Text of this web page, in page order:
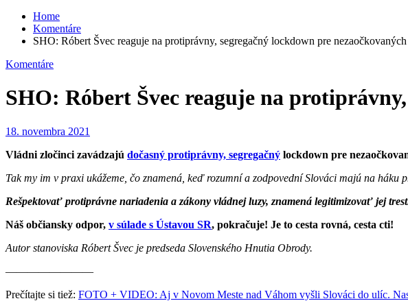
Home
Komentáre
SHO: Róbert Švec reaguje na protiprávny, segregačný lockdown pre nezaočkovaných
Komentáre
SHO: Róbert Švec reaguje na
18. novembra 2021
Vládni zločinci zavádzajú dočasný protiprávny, segregačný lockdown pre
Tak my im v praxi ukážeme, čo znamená, keď rozumní a zodpovední Slováci majú na háku
Rešpektovať protiprávne nariadenia a zákony vládnej luzy, znamená legitimizovať jej
Náš občiansky odpor, v súlade s Ústavou SR, pokračuje! Je to cesta rovná, cesta cti!
Autor stanoviska Róbert Švec je predseda Slovenského Hnutia Obrody.
————————
Prečítajte si tiež: FOTO + VIDEO: Aj v Novom Meste nad Váhom vyšli Slováci do ulíc.